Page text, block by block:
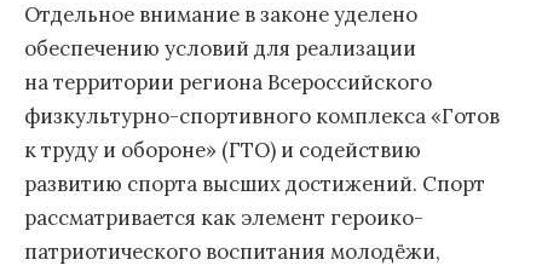
Отдельное внимание в законе уделено
обеспечению условий для реализации
на территории региона Всероссийского
физкультурно-спортивного комплекса «Готов
к труду и обороне» (ГТО) и содействию
развитию спорта высших достижений. Спорт
рассматривается как элемент героико-
патриотического воспитания молодёжи,